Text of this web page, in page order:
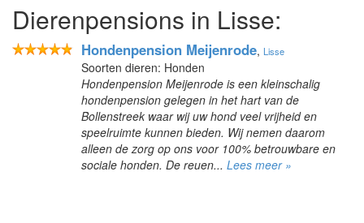
Dierenpensions in Lisse:
Hondenpension Meijenrode, Lisse
Soorten dieren: Honden
Hondenpension Meijenrode is een kleinschalig
hondenpension gelegen in het hart van de
Bollenstreek waar wij uw hond veel vrijheid en
speelruimte kunnen bieden. Wij nemen daarom
alleen de zorg op ons voor 100% betrouwbare en
sociale honden. De reuen... Lees meer »